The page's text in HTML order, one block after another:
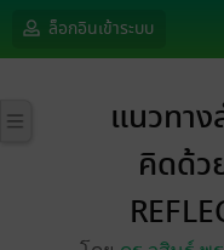
ล็อกอินเข้าระบบ
แนวทาง
คิดด้ว